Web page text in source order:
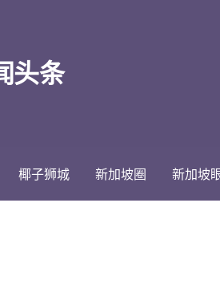
头条
椰子狮城 新加坡圈 新加坡